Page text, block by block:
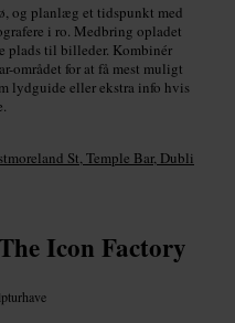
og planlæg et tidspunkt med
i ro. Medbring opladet
plads til billeder. Kombinér
området for at få mest muligt
lydguide eller ekstra info hvis
St, Temple Bar, Dubli
Icon Factory